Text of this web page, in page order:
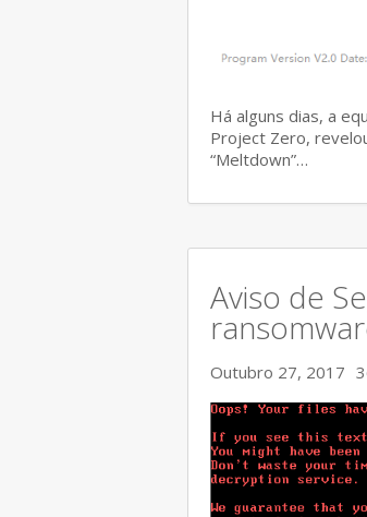
Há alguns dias, a
Project Zero,
“Meltdown”…
Aviso de
Outubro 27, 2017